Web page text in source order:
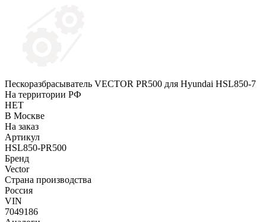
Пескоразбрасыватель VECTOR PR500 для Hyundai HSL850-7
На территории РФ
НЕТ
В Москве
На заказ
Артикул
HSL850-PR500
Бренд
Vector
Страна производства
Россия
VIN
7049186